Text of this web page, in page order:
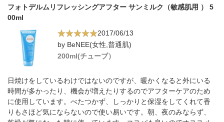
フォトデルムリフレッシングアフター サンミルク（敏感肌用 ） 5
00ml
2017/06/13
by BeNEE(女性,普通肌)
200ml(チューブ）
日焼けをしているわけではないのですが、暖かくなると外にいる
時間が多かったり、機会が増えたりするのでアフターケアのため
に使用しています。べたつかず、しっかりと保湿をしてくれて香
りもさほど気にならないので使い易いです。朝、夜のみならず、